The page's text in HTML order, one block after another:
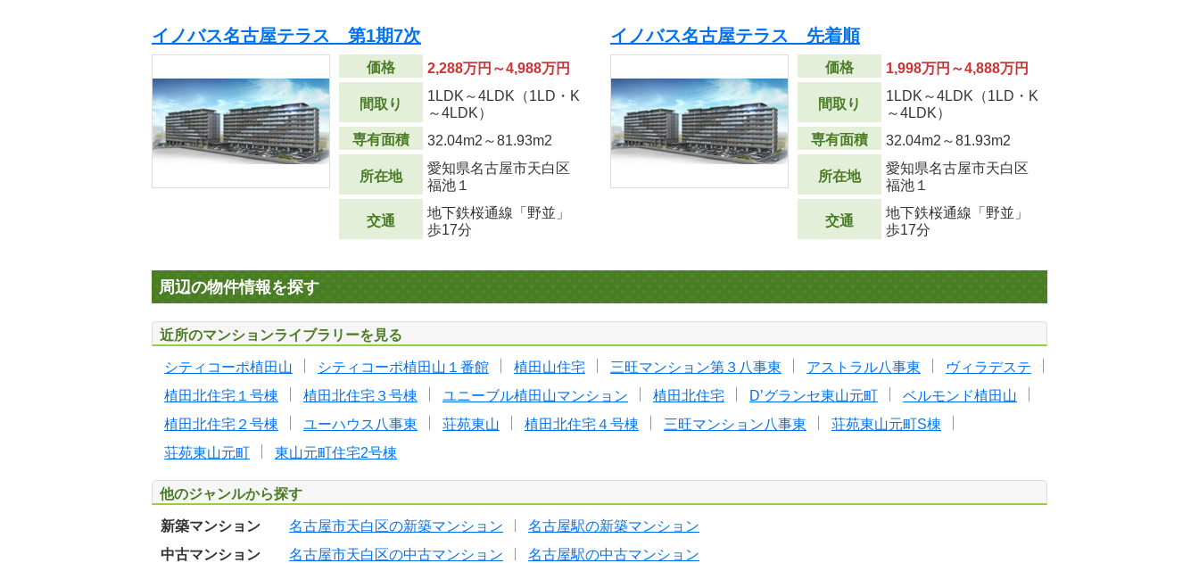
イノバス名古屋テラス 第1期7次
価格 2,288万円～4,988万円
間取り
1LDK～4LDK（1LD・K
～4LDK）
専有面積
32.04m2 ～81.93m2
所在地
愛知県名古屋市天白区
福池１
交通
地下鉄桜通線「野並」
歩17分
イノバス名古屋テラス 先着順
価格 1,998万円～4,888万円
間取り
1LDK～4LDK（1LD・K
～4LDK）
専有面積
32.04m2 ～81.93m2
所在地
愛知県名古屋市天白区
福池１
交通
地下鉄桜通線「野並」
歩17分
周辺の物件情報を探す
近所のマンションライブラリーを見る
シティコーポ植田山 シティコーポ植田山１番館 植田山住宅 三旺マンション第３八事東 アストラル八事東
ヴィラデステ
植田北住宅１号棟
植田北住宅３号棟 ユニーブル植田山マンション 植田北住宅 D’グランセ東山元町
ベルモンド植田山
植田北住宅２号棟
ユーハウス八事東 荘苑東山 植田北住宅４号棟 三旺マンション八事東
荘苑東山元町S棟
荘苑東山元町
東山元町住宅2号棟
他のジャンルから探す
新築マンション 名古屋市天白区の新築マンション
名古屋駅の新築マンション
中古マンション
名古屋市天白区の中古マンション
名古屋駅の中古マンション